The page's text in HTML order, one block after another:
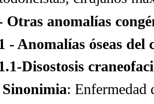
Otras anomalías
- Anomalías óseas del
Disostosis
Sinonimia: Enfermedad